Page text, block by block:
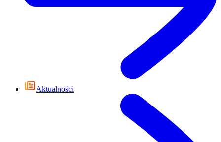
Aktualności